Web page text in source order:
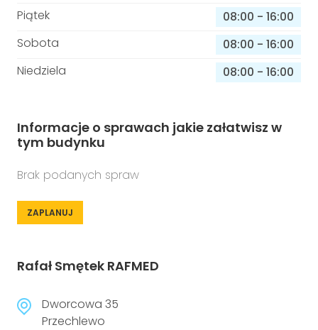
Piątek 08:00 - 16:00
Sobota
08:00 - 16:00
Niedziela
08:00 - 16:00
Informacje o sprawach jakie załatwisz w
tym budynku
Brak podanych spraw
ZAPLANUJ
Rafał Smętek RAFMED
Dworcowa 35
Przechlewo